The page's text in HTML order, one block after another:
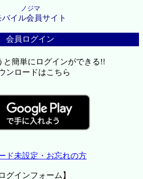
ノジマ
バイル会員サイト
会員ログイン
と簡単にログインができる!!
ンロードはこちら
ド未設定・お忘れの方
ログインフォーム】